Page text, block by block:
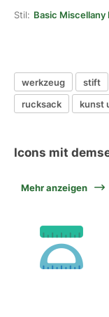
Stil: Basic Miscellany
werkzeug stift
rucksack
kunst
Icons mit
Mehr anzeigen